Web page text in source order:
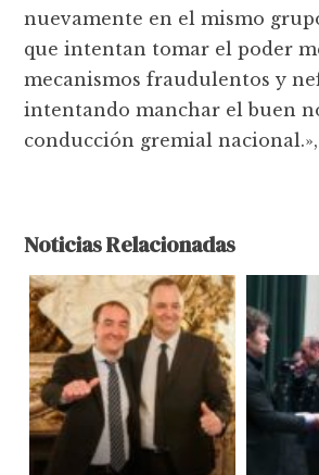
nuevamente en el mismo
que intentan tomar el poder
mecanismos fraudulentos y
intentando manchar el buen
conducción gremial
Noticias Relacionadas